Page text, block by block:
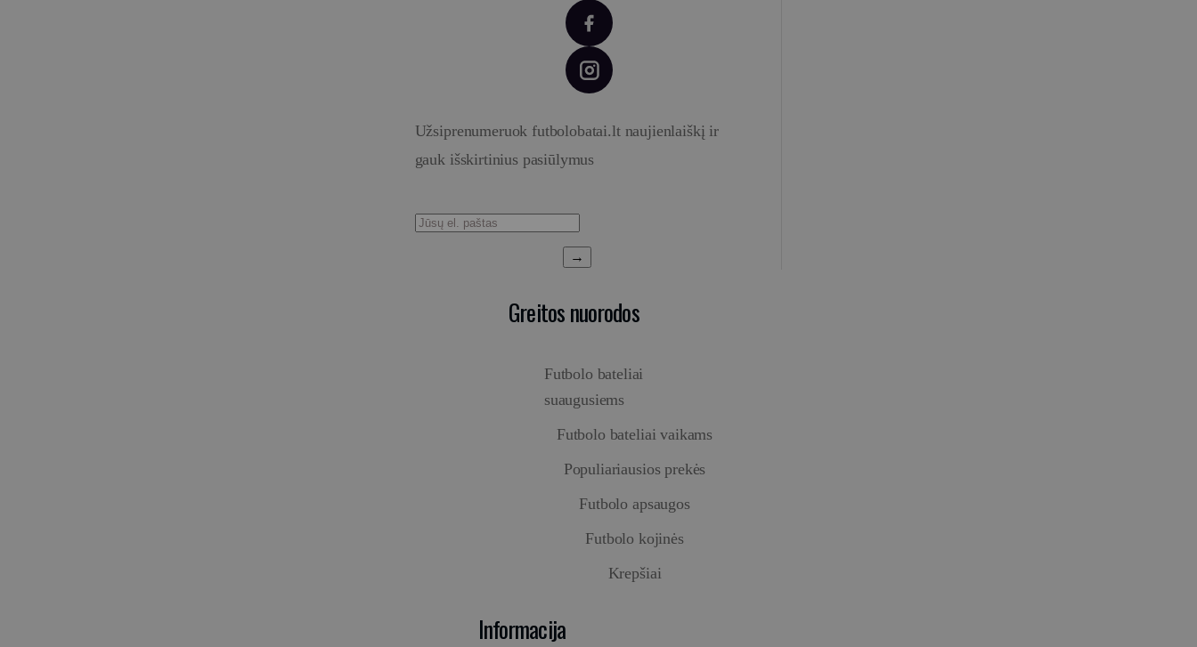
Užsiprenumeruok futbolobatai.lt naujienlaiškį ir
gauk išskirtinius pasiūlymus
→
Greitos nuorodos
Futbolo bateliai
suaugusiems
Futbolo bateliai vaikams
Populiariausios prekės
Futbolo apsaugos
Futbolo kojinės
Krepšiai
Informacija